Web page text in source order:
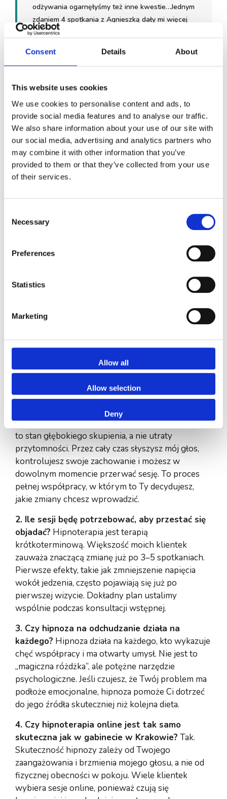
Consent Details About
This website uses cookies
We use cookies to personalise content and ads, to
provide social media features and to analyse our traffic.
We also share information about your use of our site with
our social media, advertising and analytics partners who
may combine it with other information that you’ve
provided to them or that they’ve collected from your use
of their services.
Selection
Necessary
Preferences
Statistics
Marketing
Allow all
Allow selection
Deny
odżywania ogarnęłyśmy też inne kwestie…Jednym
zdaniem 4 spotkania z Agnieszką dały mi więcej
niż lata terapii.
Aktualnie mija pół roku od naszego pierwszego
spotkania, a ja nigdy nawet nie śniłam, że będę na
ciągle są ze mną, ciągle są we mnie i jest nam
razem wspaniale 😉 Jestem wolna od tego głosu
w głowie czuję całą sobą, że siedzi zamknięty za
drzwiami i już nie ma możliwości by się wydostał,
bo to ja o tym decyduję. Z całego serca polecam
korzystanie z usług Agnieszki dla mnie jest
czarodziejką, uwolniła mnie od głosu nałogu który
niszczył mnie od środka.
To wszystko co jest w naszych głowach można
złego tylko czasem samemu ciężko, czasami sami
przewodnika i właśnie takim przewodnikiem jest
się MAGIA! Z całego serducha dziękuje za
klientka
Częste pytania o hipnoterapię
zaburzeń odżywiania
1. Czy podczas hipnozy stracę kontrolę nad
tym, co mówię lub robię?Absolutnie nie. Hipnoza
to stan głębokiego skupienia, a nie utraty
przytomności. Przez cały czas słyszysz mój głos,
kontrolujesz swoje zachowanie i możesz w
dowolnym momencie przerwać sesję. To proces
pełnej współpracy, w którym to Ty decydujesz,
jakie zmiany chcesz wprowadzić.
2. Ile sesji będę potrzebować, aby przestać się
objadać? Hipnoterapia jest terapią
krótkoterminową. Większość moich klientek
zauważa znaczącą zmianę już po 3–5 spotkaniach.
Pierwsze efekty, takie jak zmniejszenie napięcia
wokół jedzenia, często pojawiają się już po
pierwszej wizycie. Dokładny plan ustalimy
wspólnie podczas konsultacji wstępnej.
3. Czy hipnoza na odchudzanie działa na
każdego? Hipnoza działa na każdego, kto wykazuje
chęć współpracy i ma otwarty umysł. Nie jest to
„magiczna różdżka”, ale potężne narzędzie
psychologiczne. Jeśli czujesz, że Twój problem ma
podłoże emocjonalne, hipnoza pomoże Ci dotrzeć
do jego źródła skuteczniej niż kolejna dieta.
4. Czy hipnoterapia online jest tak samo
skuteczna jak w gabinecie w Krakowie? Tak.
Skuteczność hipnozy zależy od Twojego
zaangażowania i brzmienia mojego głosu, a nie od
fizycznej obecności w pokoju. Wiele klientek
wybiera sesje online, ponieważ czują się